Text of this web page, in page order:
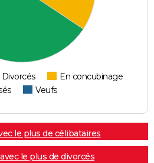
Divorcés
En concubinage
Veufs
le plus de célibataires
le plus de divorcés